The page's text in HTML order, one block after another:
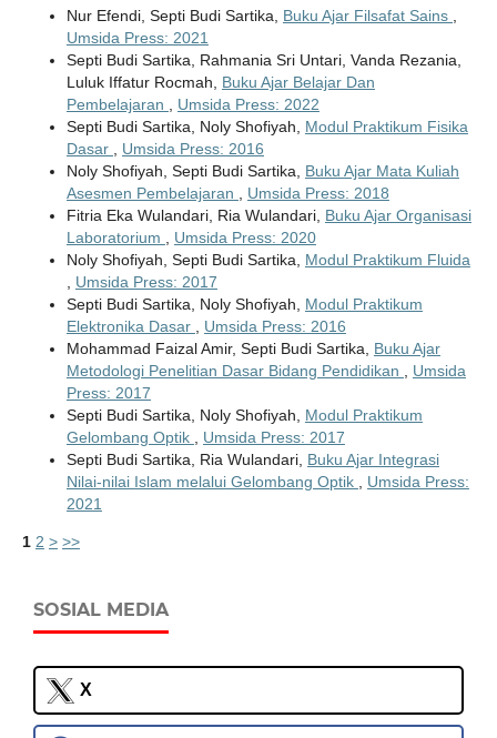
Nur Efendi, Septi Budi Sartika, Buku Ajar Filsafat Sains
Umsida Press: 2021
Septi Budi Sartika, Rahmania Sri Untari, Vanda Rezania,
Luluk Iffatur Rocmah, Buku Ajar Belajar Dan
Pembelajaran
Umsida Press: 2022
Septi Budi Sartika, Noly Shofiyah, Modul Praktikum Fisika
Dasar
Umsida Press: 2016
Noly Shofiyah, Septi Budi Sartika, Buku Ajar Mata Kuliah
Asesmen Pembelajaran
Umsida Press: 2018
Fitria Eka Wulandari, Ria Wulandari, Buku Ajar Organisasi
Laboratorium
Umsida Press: 2020
Noly Shofiyah, Septi Budi Sartika, Modul Praktikum Fluida
Umsida Press: 2017
Septi Budi Sartika, Noly Shofiyah, Modul Praktikum
Elektronika Dasar
Umsida Press: 2016
Mohammad Faizal Amir, Septi Budi Sartika, Buku Ajar
Metodologi Penelitian Dasar Bidang Pendidikan
Umsida
Press: 2017
Septi Budi Sartika, Noly Shofiyah, Modul Praktikum
Gelombang Optik
Umsida Press: 2017
Septi Budi Sartika, Ria Wulandari, Buku Ajar Integrasi
Nilai-nilai Islam melalui Gelombang Optik
Umsida Press:
2021
1 2 > >>
SOSIAL MEDIA
X